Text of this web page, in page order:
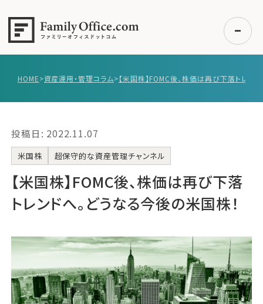
事例紹介
エキスパート一覧
無料講座
コラム
無料ご相談 ログイン
HOME>資産運用・管理コラム>
投稿日: 2022.11.07
米国株 超保守的な資産管理チャンネル
【米国株】FOMC後、株価は再び下落
トレンドへ。どうなる今後の米国株！